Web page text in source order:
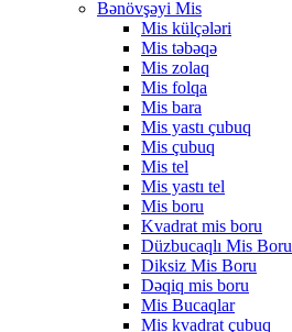
Bənövşəyi Mis
Mis külçələri
Mis təbəqə
Mis zolaq
Mis folqa
Mis bara
Mis yastı çubuq
Mis çubuq
Mis tel
Mis yastı tel
Mis boru
Kvadrat mis boru
Düzbucaqlı Mis Boru
Diksiz Mis Boru
Dəqiq mis boru
Mis Bucaqlar
Mis kvadrat çubuq